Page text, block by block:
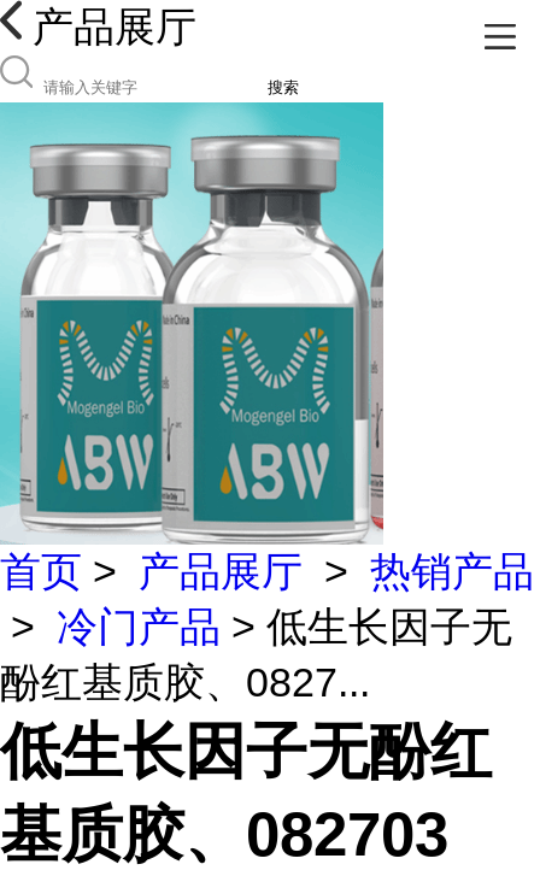
产品展厅
搜索
首页 > 产品展厅 > 热销产品
> 冷门产品 > 低生长因子无
酚红基质胶、0827...
低生长因子无酚红
基质胶、082703